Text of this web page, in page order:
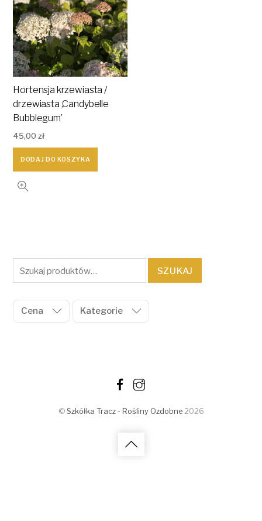
Hortensja krzewiasta /
drzewiasta ,Candybelle
Bubblegum’
45,00zł
DODAJ DO KOSZYKA
Szukaj:
SZUKAJ
Cena Kategorie
© Szkółka Tracz - Rośliny Ozdobne2026